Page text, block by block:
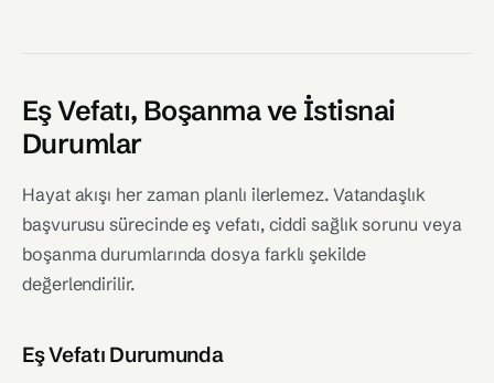
Eş Vefatı, Boşanma ve İstisnai
Durumlar
Hayat akışı her zaman planlı ilerlemez. Vatandaşlık
başvurusu sürecinde eş vefatı, ciddi sağlık sorunu veya
boşanma durumlarında dosya farklı şekilde
değerlendirilir.
Eş Vefatı Durumunda